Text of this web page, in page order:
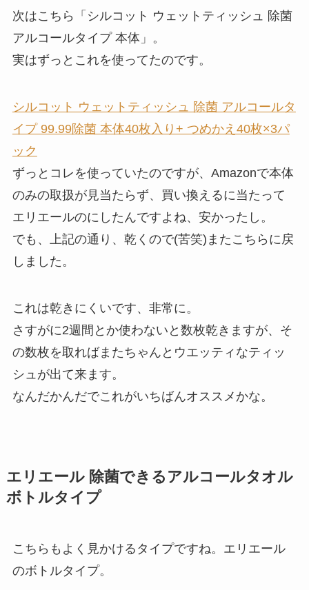
次はこちら「シルコット ウェットティッシュ 除菌
アルコールタイプ 本体」。
実はずっとこれを使ってたのです。
シルコット ウェットティッシュ 除菌 アルコールタ
イプ 99.99除菌 本体40枚入り+ つめかえ40枚×3パ
ック
ずっとコレを使っていたのですが、Amazonで本体
のみの取扱が見当たらず、買い換えるに当たって
エリエールのにしたんですよね、安かったし。
でも、上記の通り、乾くので(苦笑)またこちらに戻
しました。
これは乾きにくいです、非常に。
さすがに2週間とか使わないと数枚乾きますが、そ
の数枚を取ればまたちゃんとウエッティなティッ
シュが出て来ます。
なんだかんだでこれがいちばんオススメかな。
エリエール 除菌できるアルコールタオル
ボトルタイプ
こちらもよく見かけるタイプですね。エリエール
のボトルタイプ。